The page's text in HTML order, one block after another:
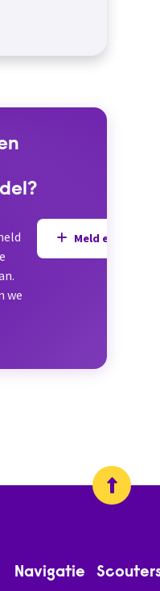
we
Meld een
Navigatie